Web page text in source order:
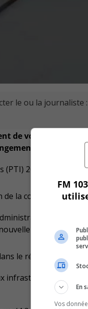
le ou la journaliste :
de voir le portrait
seront
2020-2021-
de la continuité de
Bibliothèque
le réseau routier et
infrastructures vont
FM
En
Vos